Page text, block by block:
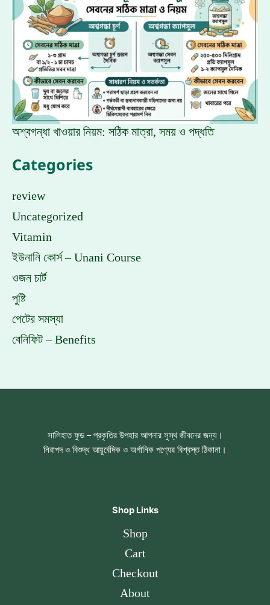
অশ্বগন্ধা খাওয়ার নিয়ম: সঠিক মাত্রা, সময় ও পদ্ধতি
Categories
review
Uncategorized
Vitamin
ইউনানি কোর্স – Unani Course
ওজন চার্ট
পুষ্টি
পেটের সমস্যা
বেনিফিট – Benefits
সালিহাত ফুড – প্রকৃতির উপহার আপনার সুস্থ জীবনের জন্য।
নিরাপদ ও বিশুদ্ধ আয়ুর্বেদিক ও অর্গানিক পণ্যের বিশ্বস্ত ঠিকানা।
Shop Links
Shop
Cart
Checkout
About